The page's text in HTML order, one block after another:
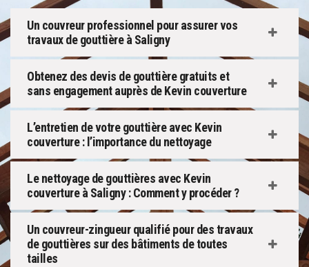
Un couvreur professionnel pour assurer vos
travaux de gouttière à Saligny
Obtenez des devis de gouttière gratuits et
sans engagement auprès de Kevin couverture
L’entretien de votre gouttière avec Kevin
couverture : l’importance du nettoyage
Le nettoyage de gouttières avec Kevin
couverture à Saligny : Comment y procéder ?
Un couvreur-zingueur qualifié pour des travaux
de gouttières sur des bâtiments de toutes
tailles